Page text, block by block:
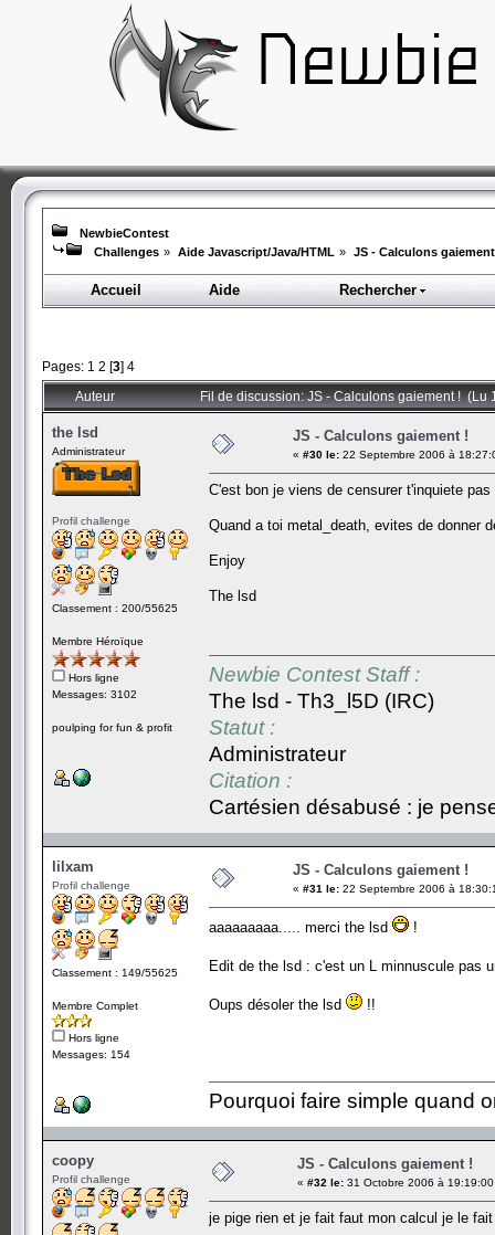
NewbieContest
Challenges » Aide Javascript/Java/HTML » JS - Calculons
Accueil Aide Rechercher
Pages: 1 2 [3] 4
Auteur Fil de discussion: JS - Calculons gaiement ! (Lu
the lsd
Administrateur
Profil challenge
Classement : 200/55625
Membre Héroïque
Hors ligne
Messages: 3102
poulping for fun & profit
JS - Calculons gaiement !
« #30 le: 22 Septembre 2006 à
C'est bon je viens de censurer t'inquiete
Quand a toi metal_death, evites de donner
Enjoy
The lsd
Newbie Contest Staff :
The lsd - Th3_l5D (IRC)
Statut :
Administrateur
Citation :
Cartésien désabusé : je
lilxam
Profil challenge
Classement : 149/55625
Membre Complet
Hors ligne
Messages: 154
JS - Calculons gaiement !
« #31 le: 22 Septembre 2006 à
aaaaaaaaa..... merci the lsd !
Edit de the lsd : c'est un L minnuscule pas
Oups désoler the lsd !!
Pourquoi faire simple quand
coopy
Profil challenge
JS - Calculons gaiement !
« #32 le: 31 Octobre 2006 à
je pige rien et je fait faut mon calcul je le